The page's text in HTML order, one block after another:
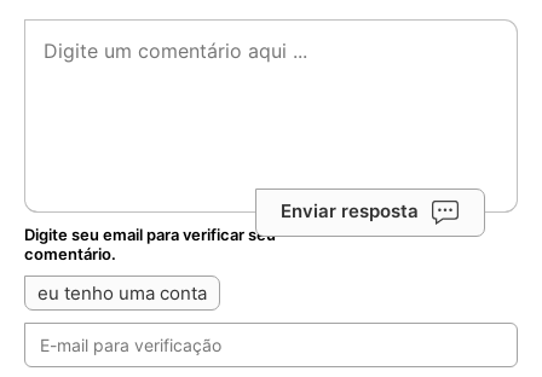
Enviar resposta
Digite seu email para verificar seu
comentário.
eu tenho uma conta